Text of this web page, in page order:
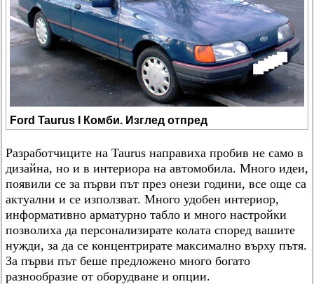
Ford Taurus I Комби. Изглед отпред
Разработчиците на Taurus направиха пробив не само в
дизайна, но и в интериора на автомобила. Много идеи,
появили се за първи път през онези години, все още са
актуални и се използват. Много удобен интериор,
информативно арматурно табло и много настройки
позволиха да персонализирате колата според вашите
нужди, за да се концентрирате максимално върху пътя.
За първи път беше предложено много богато
разнообразие от оборудване и опции.